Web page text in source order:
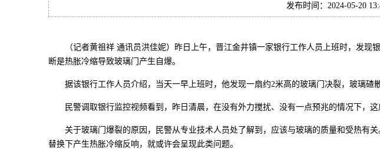
发布时间：2024-05-20
（记者黄祖祥 通讯员洪佳妮）昨日上午，晋江金井镇一家银行工作人员上班时，发现
断是热胀冷缩导致玻璃门产生自爆。
据该银行工作人员介绍，当天一早上班时，他发现一扇约2米高的玻璃门决裂，玻璃碴
民警调取银行监控视频看到，昨日清晨，在没有外力搅扰、没有一点预兆的情况下，这
关于玻璃门爆裂的原因，民警从专业技术人员处了解到，应该与玻璃的质量和受热有
替换下产生热胀冷缩反响，就或许会呈现此类问题。